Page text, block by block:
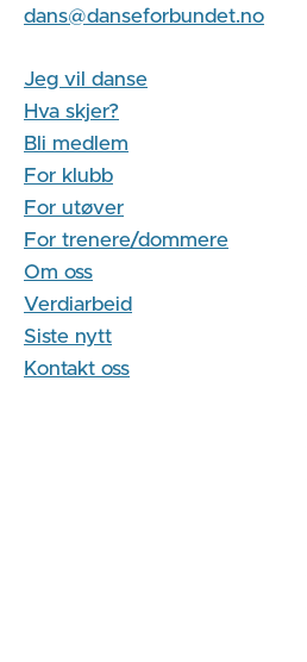
dans@danseforbundet.no
Jeg vil danse
Hva skjer?
Bli medlem
For klubb
For utøver
For trenere/dommere
Om oss
Verdiarbeid
Siste nytt
Kontakt oss